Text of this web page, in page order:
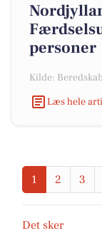
personer
Kilde:
Læs hele
1 2 3
Det sker